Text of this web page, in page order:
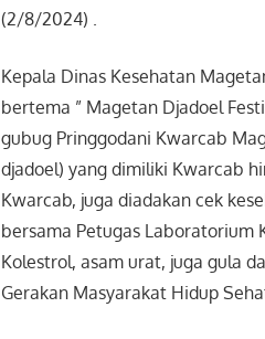
(2/8/2024) .
Kepala Dinas Kesehatan
bertema ” Magetan Djadoel
gubug Pringgodani Kwarcab
djadoel) yang dimiliki Kwarcab
Kwarcab, juga diadakan cek
bersama Petugas Laboratorium
Kolestrol, asam urat, juga gula
Gerakan Masyarakat Hidup